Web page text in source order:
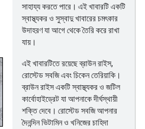
সাহায্য করতে পারে। এই খাবারটি একটি
স্বাস্থ্যকর ও সুস্বাদু খাবারের চমৎকার
উদাহরণ যা আগে থেকে তৈরি করে রাখা
যায়।
এই খাবারটিতে রয়েছে ব্রাউন রাইস,
রোস্টেড সবজি এবং চিকেন তেরিয়াকি।
ব্রাউন রাইস একটি স্বাস্থ্যকর ও জটিল
কার্বোহাইড্রেট যা আপনাকে দীর্ঘস্থায়ী
শক্তি দেবে। রোস্টেড সবজি আপনার
দৈনন্দিন ভিটামিন ও খনিজের চাহিদা